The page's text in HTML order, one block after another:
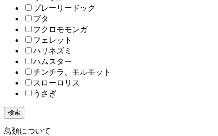
プレーリードック
ブタ
フクロモモンガ
フェレット
ハリネズミ
ハムスター
チンチラ、モルモット
スローロリス
うさぎ
検索
鳥類について